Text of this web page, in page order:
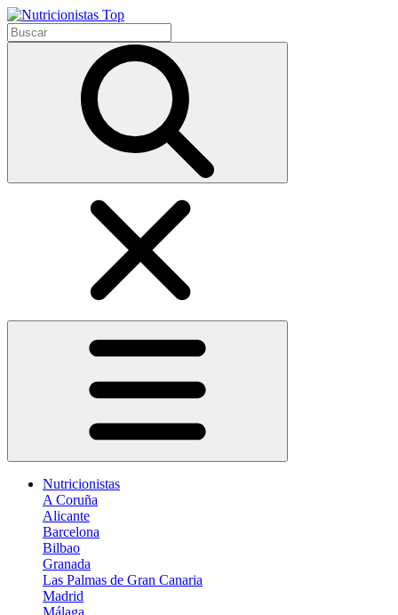
Nutricionistas
A Coruña
Alicante
Barcelona
Bilbao
Granada
Las Palmas de Gran Canaria
Madrid
Málaga